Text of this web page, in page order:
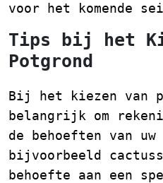
voor het komende
Tips bij het
Potgrond
Bij het kiezen van
belangrijk om
de behoeften van
bijvoorbeeld
behoefte aan een